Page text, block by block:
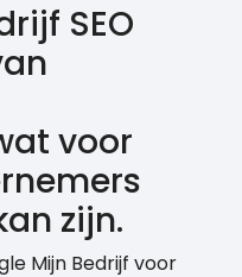
SEO
voor
zijn.
Mijn Bedrijf voor